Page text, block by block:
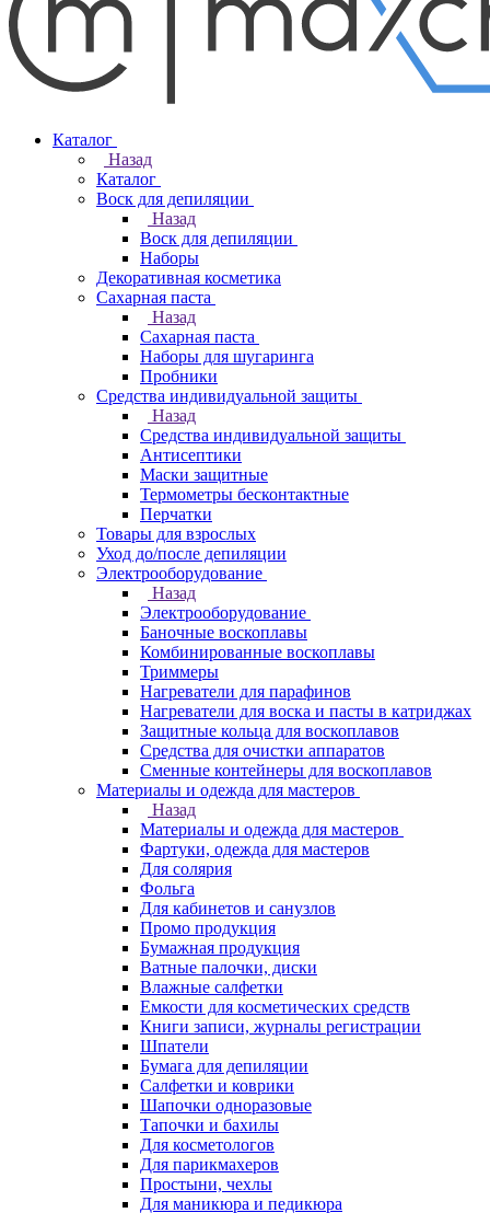
Каталог
Назад
Каталог
Воск для депиляции
Назад
Воск для депиляции
Наборы
Декоративная косметика
Сахарная паста
Назад
Сахарная паста
Наборы для шугаринга
Пробники
Средства индивидуальной защиты
Назад
Средства индивидуальной защиты
Антисептики
Маски защитные
Термометры бесконтактные
Перчатки
Товары для взрослых
Уход до/после депиляции
Электрооборудование
Назад
Электрооборудование
Баночные воскоплавы
Комбинированные воскоплавы
Триммеры
Нагреватели для парафинов
Нагреватели для воска и пасты в катриджах
Защитные кольца для воскоплавов
Средства для очистки аппаратов
Сменные контейнеры для воскоплавов
Материалы и одежда для мастеров
Назад
Материалы и одежда для мастеров
Фартуки, одежда для мастеров
Для солярия
Фольга
Для кабинетов и санузлов
Промо продукция
Бумажная продукция
Ватные палочки, диски
Влажные салфетки
Емкости для косметических средств
Книги записи, журналы регистрации
Шпатели
Бумага для депиляции
Салфетки и коврики
Шапочки одноразовые
Тапочки и бахилы
Для косметологов
Для парикмахеров
Простыни, чехлы
Для маникюра и педикюра